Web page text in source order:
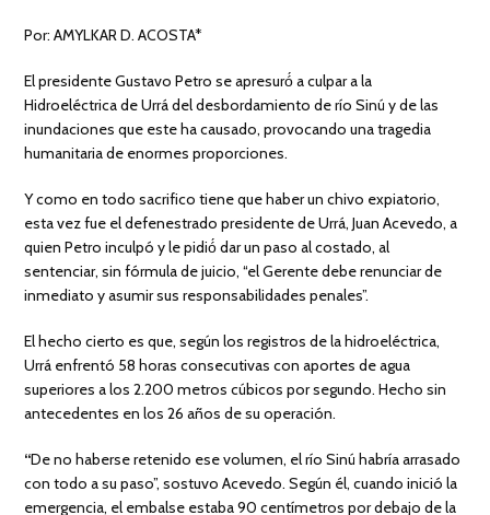
Por: AMYLKAR D. ACOSTA*
El presidente Gustavo Petro se apresuró́ a culpar a la
Hidroeléctrica de Urrá del desbordamiento de río Sinú y de las
inundaciones que este ha causado, provocando una tragedia
humanitaria de enormes proporciones.
Y como en todo sacrifico tiene que haber un chivo expiatorio,
esta vez fue el defenestrado presidente de Urrá, Juan Acevedo, a
quien Petro inculpó y le pidió́ dar un paso al costado, al
sentenciar, sin fórmula de juicio, “el Gerente debe renunciar de
inmediato y asumir sus responsabilidades penales”.
El hecho cierto es que, según los registros de la hidroeléctrica,
Urrá enfrentó 58 horas consecutivas con aportes de agua
superiores a los 2.200 metros cúbicos por segundo. Hecho sin
antecedentes en los 26 años de su operación.
“De no haberse retenido ese volumen, el río Sinú habría arrasado
con todo a su paso”, sostuvo Acevedo. Según él, cuando inició la
emergencia, el embalse estaba 90 centímetros por debajo de la